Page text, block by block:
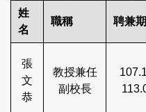
姓
名
職稱 聘兼
張
文
恭
教授兼任
副校長